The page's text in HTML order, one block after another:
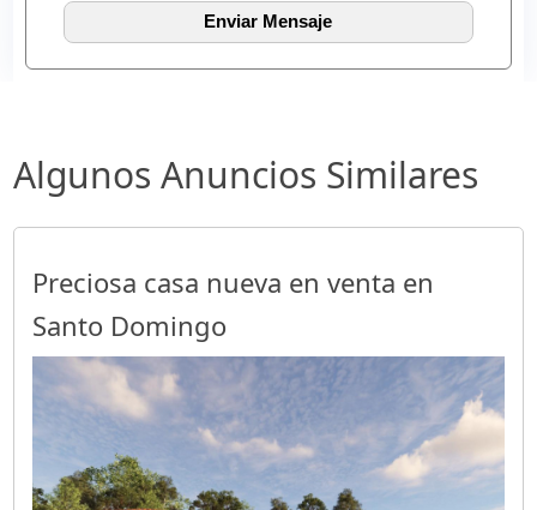
Algunos Anuncios Similares
Preciosa casa nueva en venta en
Santo Domingo